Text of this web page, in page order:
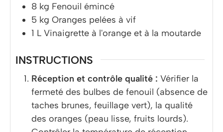
8 kg Fenouil émincé
5 kg Oranges pelées à vif
1 L Vinaigrette à l'orange et à la moutarde
INSTRUCTIONS
Réception et contrôle qualité : Vérifier la
fermeté des bulbes de fenouil (absence de
taches brunes, feuillage vert), la qualité
des oranges (peau lisse, fruits lourds).